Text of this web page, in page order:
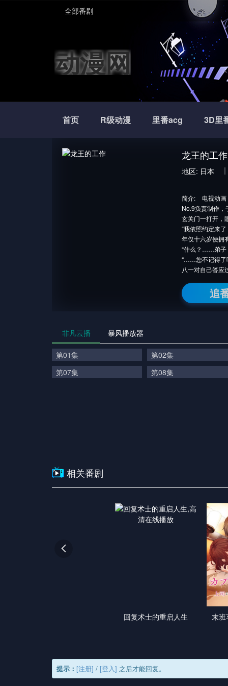
全部番剧
动漫网
首页 R级动漫 里番acg 3D里
龙王的工作
地区: 日本
简介:
电视动
No.9负责制作，
玄关门一打开
“我依照约定来
年仅十六岁便拥
“什么？……弟子
“……您不记得了
八一对自己答
追
非凡云播 暴风播放器
第01集
第02集
第07集
第08集
相关番剧
回复术士的重启人生 末班

提示： [注册] / [登入] 之后才能回复。